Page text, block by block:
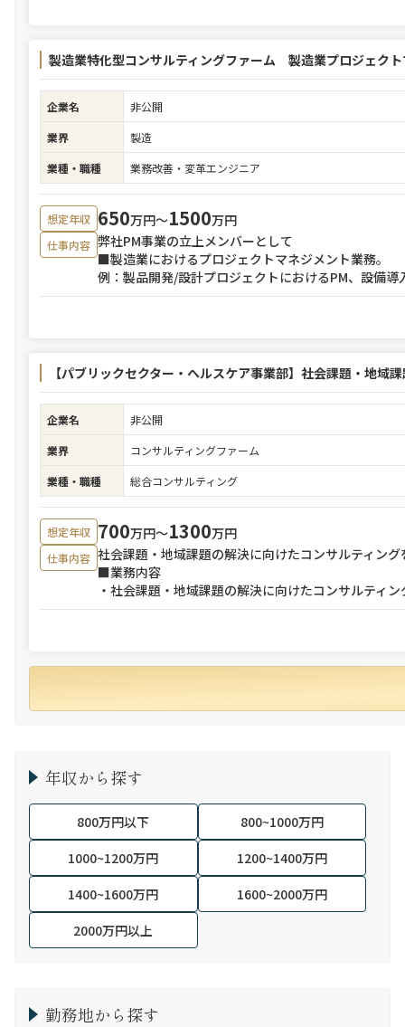
製造業特化型コンサルティングファーム 製造業プロジェクト
企業名
非公開
業界
製造
業種・職種
業務改善・変革エンジニア
想定年収 650万円〜1500万円
仕事内容 弊社PM事業の立上メンバーとして
■製造業におけるプロジェクトマネジメント業務。
例：製品開発/設計プロジェクトにおけるPM、設備
【パブリックセクター・ヘルスケア事業部】社会課題・地域
企業名
非公開
業界
コンサルティングファーム
業種・職種
総合コンサルティング
想定年収 700万円〜1300万円
仕事内容 社会課題・地域課題の解決に向けたコンサルティン
■業務内容
・社会課題・地域課題の解決に向けたコンサルティン
年収から探す
800万円以下
800~1000万円
1000~1200万円
1200~1400万円
1400~1600万円
1600~2000万円
2000万円以上
勤務地から探す